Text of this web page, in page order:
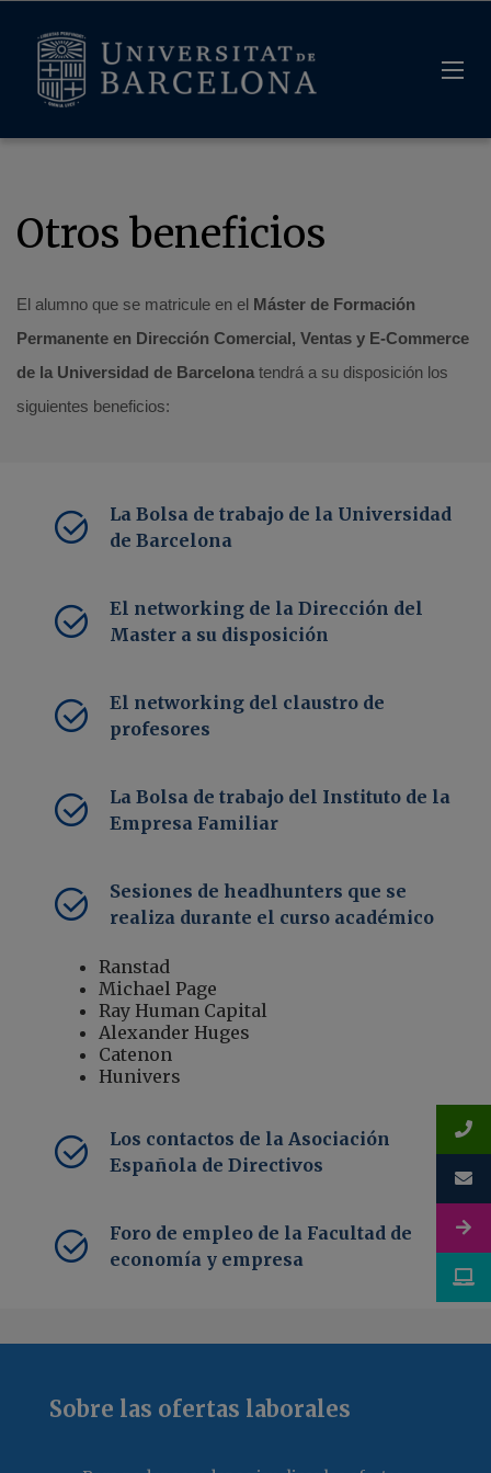
Otros beneficios
El alumno que se matricule en el Máster de Formación
Permanente en Dirección Comercial, Ventas y E-Commerce
de la Universidad de Barcelona tendrá a su disposición los
siguientes beneficios:
La Bolsa de trabajo de la Universidad
de Barcelona
El networking de la Dirección del
Master a su disposición
El networking del claustro de
profesores
La Bolsa de trabajo del Instituto de la
Empresa Familiar
Sesiones de headhunters que se
realiza durante el curso académico
Ranstad
Michael Page
Ray Human Capital
Alexander Huges
Catenon
Hunivers
Los contactos de la Asociación
Española de Directivos
Foro de empleo de la Facultad de
economía y empresa
Sobre las ofertas laborales